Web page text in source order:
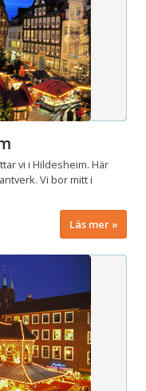
vi i Hildesheim. Här
Vi bor mitt i
Läs mer